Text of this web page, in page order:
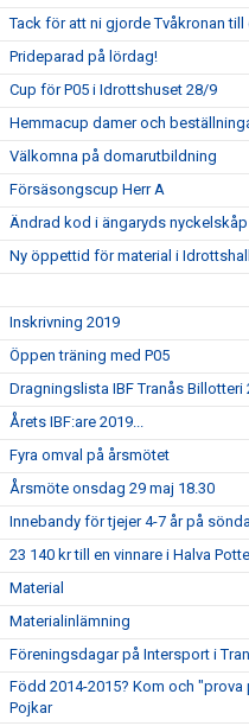
Tack för att ni gjorde Tvåkronan till
Prideparad på lördag!
Cup för P05 i Idrottshuset 28/9
Hemmacup damer och
Välkomna på domarutbildning
Försäsongscup Herr A
Ändrad kod i ängaryds nyckelskåp
Ny öppettid för material i
Inskrivning 2019
Öppen träning med P05
Dragningslista IBF Tranås Billotteri
Årets IBF:are 2019...
Fyra omval på årsmötet
Årsmöte onsdag 29 maj 18.30
Innebandy för tjejer 4-7 år på
23 140 kr till en vinnare i Halva
Material
Materialinlämning
Föreningsdagar på Intersport i
Född 2014-2015? Kom och
Pojkar